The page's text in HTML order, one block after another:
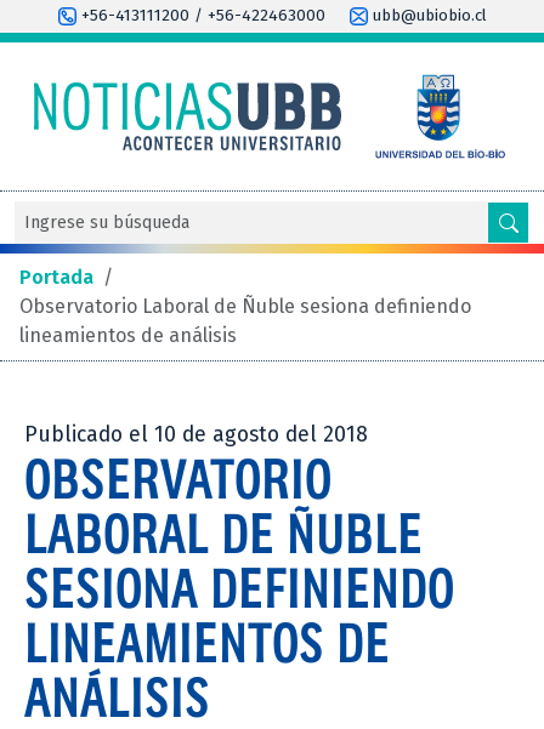
+56-413111200 / +56-422463000 ubb@ubiobio.cl
Portada /
Observatorio Laboral de Ñuble sesiona definiendo
lineamientos de análisis
Publicado el 10 de agosto del 2018
OBSERVATORIO
LABORAL DE ÑUBLE
SESIONA DEFINIENDO
LINEAMIENTOS DE
ANÁLISIS